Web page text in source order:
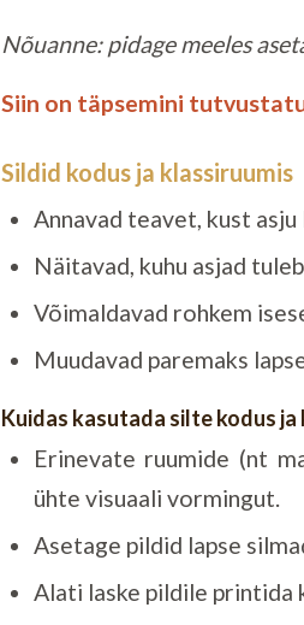
Nõuanne: pidage meeles
Siin on täpsemini
Sildid kodus ja klassiruumis
Annavad teavet, kust asju
Näitavad, kuhu asjad
Võimaldavad rohkem
Muudavad paremaks
Kuidas kasutada silte kodus ja
Erinevate ruumide (nt
ühte visuaali vormingut.
Asetage pildid lapse
Alati laske pildile printida